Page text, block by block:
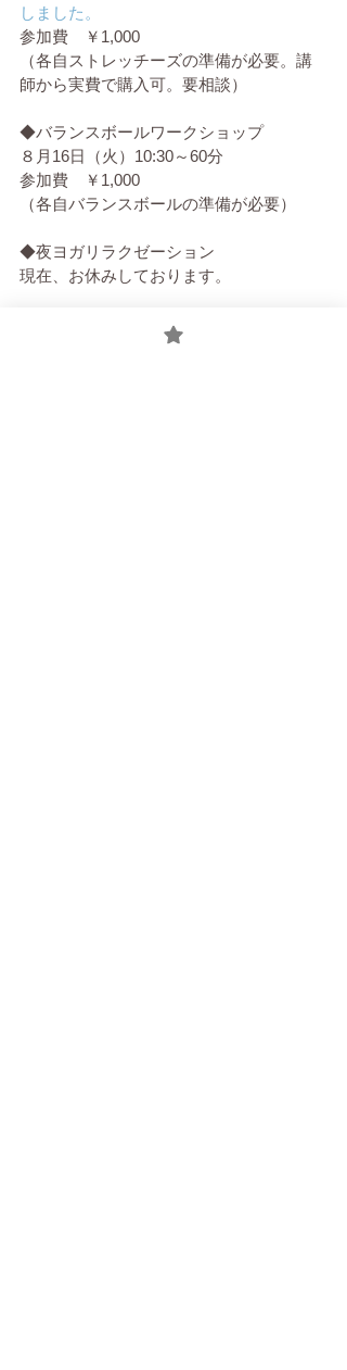
しました。
参加費　￥1,000
（各自ストレッチーズの準備が必要。講
師から実費で購入可。要相談）
◆バランスボールワークショップ
８月16日（火）10:30～60分
参加費　￥1,000
（各自バランスボールの準備が必要）
◆夜ヨガリラクゼーション
現在、お休みしております。
※各回、予約の締め切りは前日夜まで承